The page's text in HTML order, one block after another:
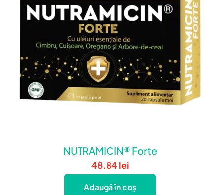
NUTRAMICIN® Forte
48.84lei
Adaugă în coș